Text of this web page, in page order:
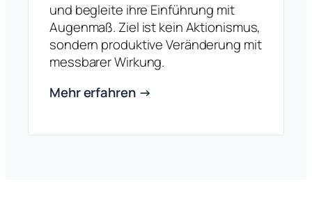
und begleite ihre Einführung mit
Augenmaß. Ziel ist kein Aktionismus,
sondern produktive Veränderung mit
messbarer Wirkung.
Mehr erfahren →